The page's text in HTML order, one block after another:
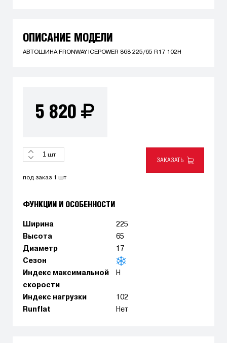
ОПИСАНИЕ МОДЕЛИ
АВТОШИНА FRONWAY ICEPOWER 868 225/65 R17 102H
5 820
шт
ЗАКАЗАТЬ
под заказ 1 шт
ФУНКЦИИ И ОСОБЕННОСТИ
Ширина
225
Высота
65
Диаметр
17
Сезон
Индекс максимальной
скорости
H
Индекс нагрузки
102
Runflat
Нет